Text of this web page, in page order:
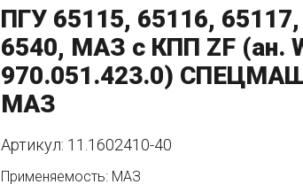
ПГУ 65115, 65116,
6540, МАЗ с КПП ZF (ан.
970.051.423.0)
МАЗ
Артикул: 11.1602410-40
Применяемость: МАЗ